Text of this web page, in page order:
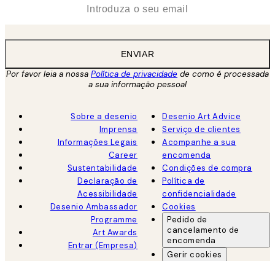
ENVIAR
Por favor leia a nossa Política de privacidade de como é processada
a sua informação pessoal
Sobre a desenio
Imprensa
Informações Legais
Career
Sustentabilidade
Declaração de
Acessibilidade
Desenio Ambassador
Programme
Art Awards
Entrar (Empresa)
Desenio Art Advice
Serviço de clientes
Acompanhe a sua
encomenda
Condições de compra
Política de
confidencialidade
Cookies
Pedido de
cancelamento de
encomenda
Gerir cookies